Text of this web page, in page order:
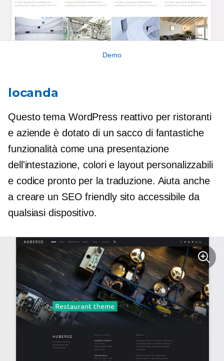
Demo
locanda
Questo tema WordPress reattivo per ristoranti
e aziende è dotato di un sacco di fantastiche
funzionalità come una presentazione
dell'intestazione, colori e layout personalizzabili
e codice pronto per la traduzione. Aiuta anche
a creare un SEO friendlysito accessibile da
qualsiasi dispositivo.